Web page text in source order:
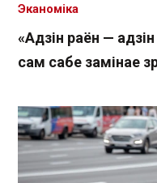
«Адзін раён —
сам сабе замінае
Эканоміка